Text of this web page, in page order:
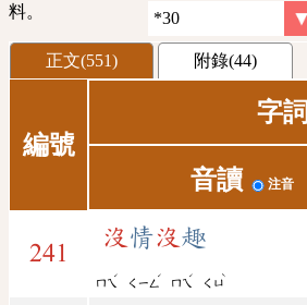
料。
正文(551) 附錄(44)
編號
字詞
音讀 注音
241
沒 情沒 趣
ㄇㄟ
ˊ
ㄑㄧㄥ
ˊ
ㄇㄟ
ˊ
ㄑㄩ
ˋ